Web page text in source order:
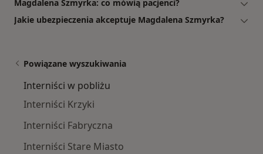
Magdalena Szmyrka: co mówią pacjenci?
Jakie ubezpieczenia akceptuje Magdalena Szmyrka?
Powiązane wyszukiwania
Interniści w pobliżu
Interniści Krzyki
Interniści Fabryczna
Interniści Stare Miasto